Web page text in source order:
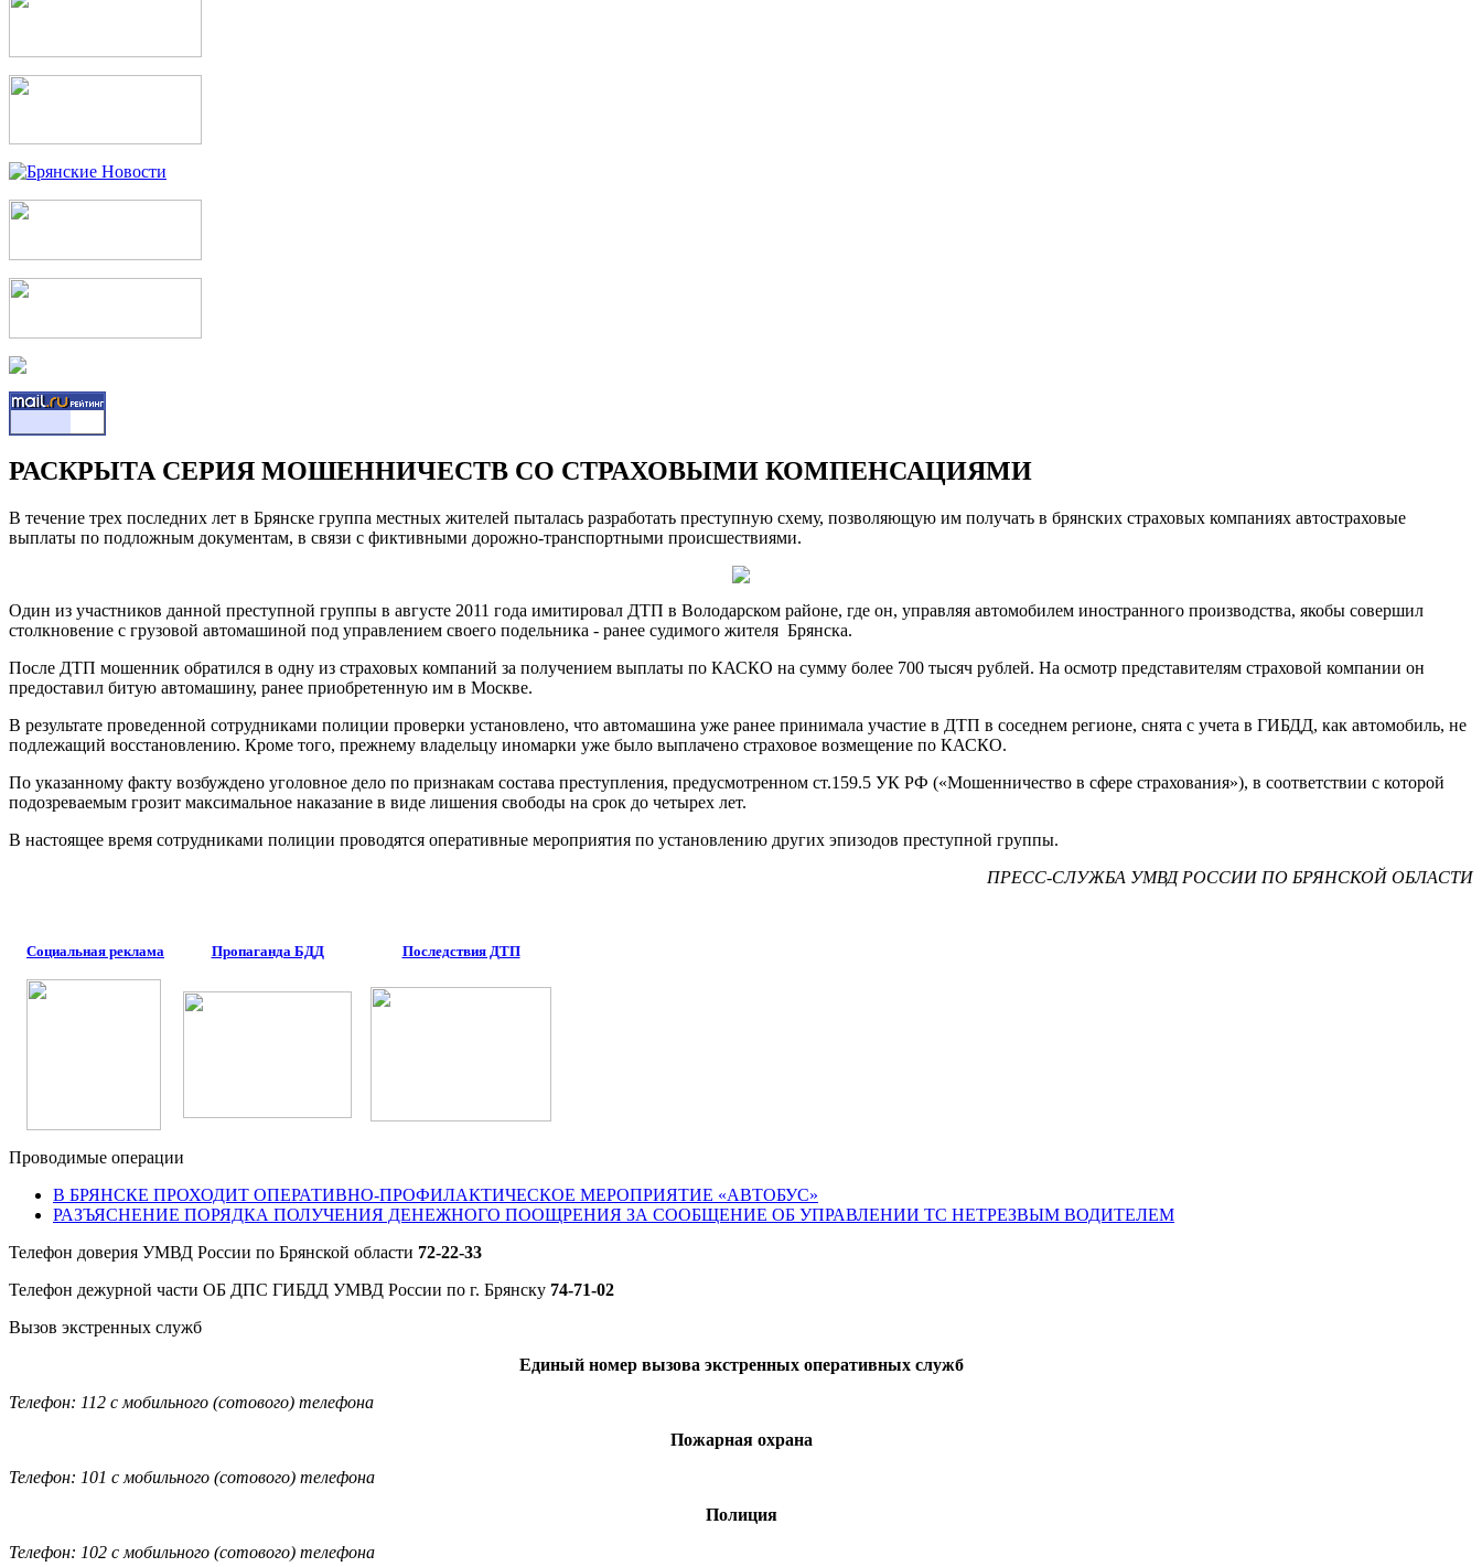
РАСКРЫТА СЕРИЯ МОШЕННИЧЕСТВ СО СТРАХОВЫМИ КОМПЕНСАЦИЯМИ
В течение трех последних лет в Брянске группа местных жителей пыталась разработать преступную схему, позволяющую им получать в брянских страховых компаниях автостраховые
выплаты по подложным документам, в связи с фиктивными дорожно-транспортными происшествиями.
Один из участников данной преступной группы в августе 2011 года имитировал ДТП в Володарском районе, где он, управляя автомобилем иностранного производства, якобы совершил
столкновение с грузовой автомашиной под управлением своего подельника - ранее судимого жителя Брянска.
После ДТП мошенник обратился в одну из страховых компаний за получением выплаты по КАСКО на сумму более 700 тысяч рублей. На осмотр представителям страховой компании он
предоставил битую автомашину, ранее приобретенную им в Москве.
В результате проведенной сотрудниками полиции проверки установлено, что автомашина уже ранее принимала участие в ДТП в соседнем регионе, снята с учета в ГИБДД, как автомобиль, не
подлежащий восстановлению. Кроме того, прежнему владельцу иномарки уже было выплачено страховое возмещение по КАСКО.
По указанному факту возбуждено уголовное дело по признакам состава преступления, предусмотренном ст.159.5 УК РФ («Мошенничество в сфере страхования»), в соответствии с которой
подозреваемым грозит максимальное наказание в виде лишения свободы на срок до четырех лет.
В настоящее время сотрудниками полиции проводятся оперативные мероприятия по установлению других эпизодов преступной группы.
ПРЕСС-СЛУЖБА УМВД РОССИИ ПО БРЯНСКОЙ ОБЛАСТИ
Социальная реклама Пропаганда БДД Последствия ДТП
Проводимые операции
В БРЯНСКЕ ПРОХОДИТ ОПЕРАТИВНО-ПРОФИЛАКТИЧЕСКОЕ МЕРОПРИЯТИЕ «АВТОБУС»
РАЗЪЯСНЕНИЕ ПОРЯДКА ПОЛУЧЕНИЯ ДЕНЕЖНОГО ПООЩРЕНИЯ ЗА СООБЩЕНИЕ ОБ УПРАВЛЕНИИ ТС НЕТРЕЗВЫМ ВОДИТЕЛЕМ
Телефон доверия УМВД России по Брянской области 72-22-33
Телефон дежурной части ОБ ДПС ГИБДД УМВД России по г. Брянску 74-71-02
Вызов экстренных служб
Единый номер вызова экстренных оперативных служб
Телефон: 112 с мобильного (сотового) телефона
Пожарная охрана
Телефон: 101 с мобильного (сотового) телефона
Полиция
Телефон: 102 с мобильного (сотового) телефона